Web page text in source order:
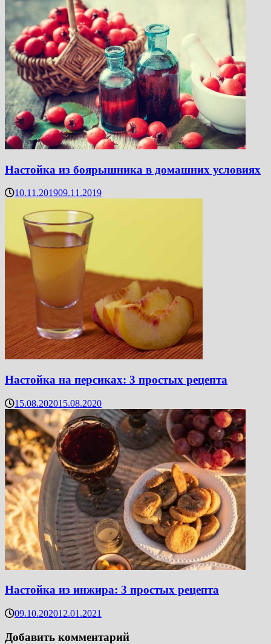
Настойка из боярышника в домашних условиях
10.11.201909.11.2019
Настойка на персиках: 3 простых рецепта
15.08.202015.08.2020
Настойка из инжира: 3 простых рецепта
09.10.202012.01.2021
Добавить комментарий